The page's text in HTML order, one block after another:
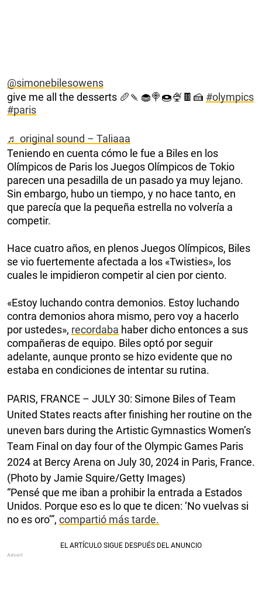
@simonebilesowens
give me all the desserts 🥖🍡🧁🍭🍩🍨🍫🍰 #olympics
#paris
♬ original sound – Taliaaa
Teniendo en cuenta cómo le fue a Biles en los
Olímpicos de Paris los Juegos Olímpicos de Tokio
parecen una pesadilla de un pasado ya muy lejano.
Sin embargo, hubo un tiempo, y no hace tanto, en
que parecía que la pequeña estrella no volvería a
competir.
Hace cuatro años, en plenos Juegos Olímpicos, Biles
se vio fuertemente afectada a los «Twisties», los
cuales le impidieron competir al cien por ciento.
«Estoy luchando contra demonios. Estoy luchando
contra demonios ahora mismo, pero voy a hacerlo
por ustedes», recordaba haber dicho entonces a sus
compañeras de equipo. Biles optó por seguir
adelante, aunque pronto se hizo evidente que no
estaba en condiciones de intentar su rutina.
PARIS, FRANCE – JULY 30: Simone Biles of Team
United States reacts after finishing her routine on the
uneven bars during the Artistic Gymnastics Women’s
Team Final on day four of the Olympic Games Paris
2024 at Bercy Arena on July 30, 2024 in Paris, France.
(Photo by Jamie Squire/Getty Images)
“Pensé que me iban a prohibir la entrada a Estados
Unidos. Porque eso es lo que te dicen: ‘No vuelvas si
no es oro’”, compartió más tarde.